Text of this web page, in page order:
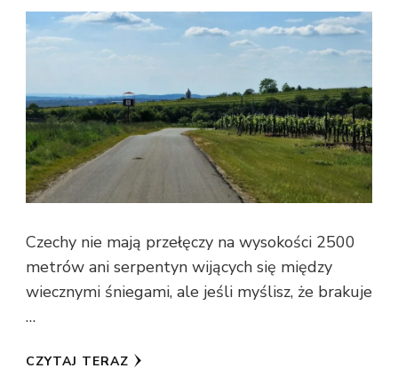
Czechy nie mają przełęczy na wysokości 2500
metrów ani serpentyn wijących się między
wiecznymi śniegami, ale jeśli myślisz, że brakuje
…
CZYTAJ TERAZ